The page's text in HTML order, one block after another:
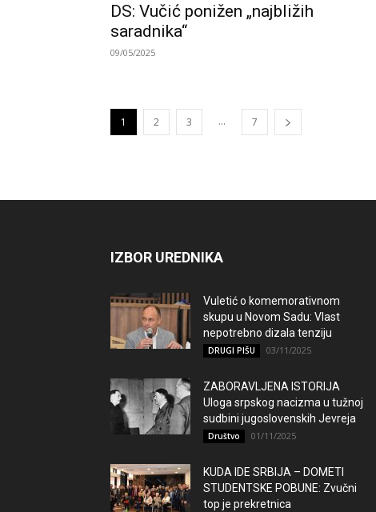
DS: Vučić ponižen „najbližih
saradnika“
09/05/2025
1 2 3 ... 7
IZBOR UREDNIKA
Vuletić o komemorativnom
skupu u Novom Sadu: Vlast
nepotrebno dizala tenziju
DRUGI PIŠU 03/11/2025
ZABORAVLJENA ISTORIJA
Uloga srpskog nacizma u tužnoj
sudbini jugoslovenskih Jevreja
Društvo 01/11/2025
KUDA IDE SRBIJA – DOMETI
STUDENTSKE POBUNE: Zvučni
top je prekretnica